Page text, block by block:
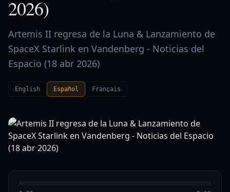
2026)
Artemis II regresa de la Luna & Lanzamiento de
SpaceX Starlink en Vandenberg - Noticias del
Espacio (18 abr 2026)
English Español Français